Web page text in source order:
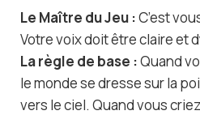
Le Maître du Jeu :C’est
Votre voix doit être claire et
La règle de base :Quand
le monde se dresse sur la
vers le ciel. Quand vous